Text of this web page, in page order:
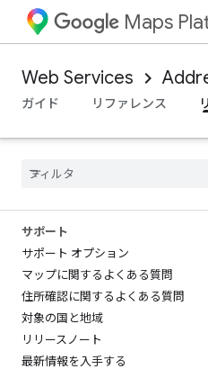
Maps
Web Services
ガイド
リファレンス
サポート
サポート オプション
マップに関するよくある質問
住所確認に関するよくある質問
対象の国と地域
リリースノート
最新情報を入手する